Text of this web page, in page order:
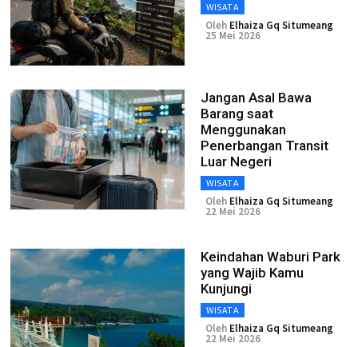
WISATA
Oleh Elhaiza Gq Situmeang
25 Mei 2026
Jangan Asal Bawa
Barang saat
Menggunakan
Penerbangan Transit
Luar Negeri
WISATA
Oleh Elhaiza Gq Situmeang
22 Mei 2026
Keindahan Waburi Park
yang Wajib Kamu
Kunjungi
WISATA
Oleh Elhaiza Gq Situmeang
22 Mei 2026